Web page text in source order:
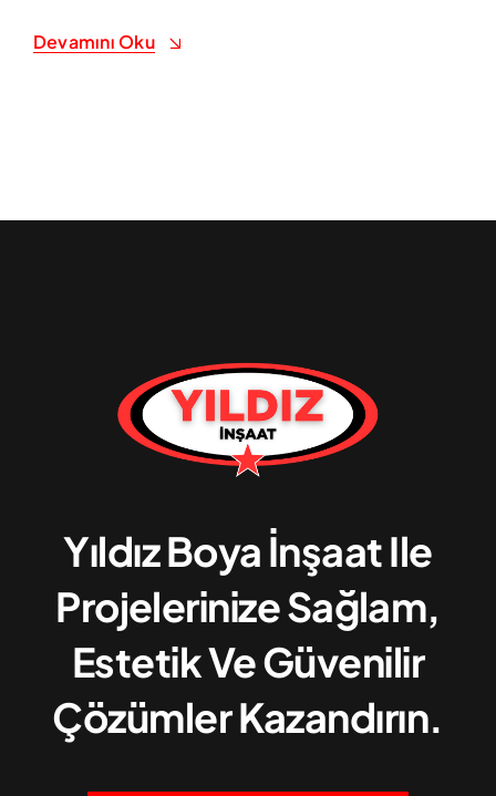
Devamını Oku
Yıldız Boya İnşaat Ile
Projelerinize Sağlam,
Estetik Ve Güvenilir
Çözümler Kazandırın.